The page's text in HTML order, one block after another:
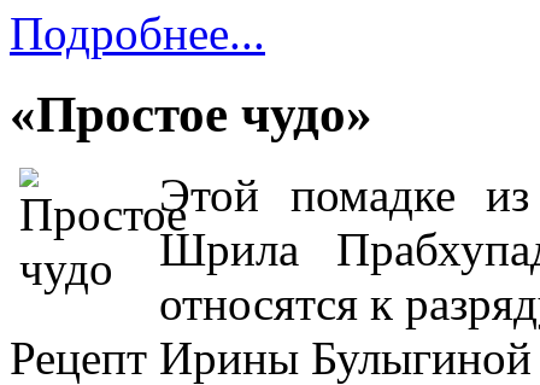
Подробнее...
«Простое чудо»
Этой помадке
Шрила
относятся к
Рецепт Ирины Булыгиной